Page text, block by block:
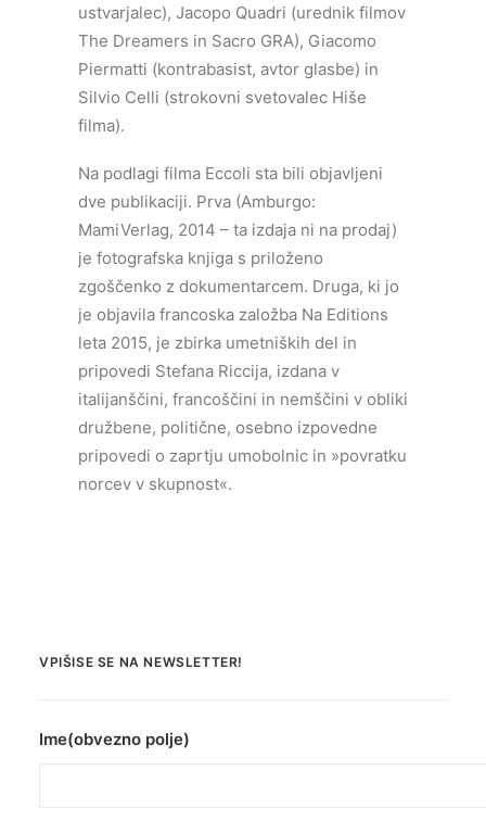
ustvarjalec), Jacopo Quadri (urednik filmov
The Dreamers in Sacro GRA), Giacomo
Piermatti (kontrabasist, avtor glasbe) in
Silvio Celli (strokovni svetovalec Hiše
filma).
Na podlagi filma Eccoli sta bili objavljeni
dve publikaciji. Prva (Amburgo:
MamiVerlag, 2014 – ta izdaja ni na prodaj)
je fotografska knjiga s priloženo
zgoščenko z dokumentarcem. Druga, ki jo
je objavila francoska založba Na Editions
leta 2015, je zbirka umetniških del in
pripovedi Stefana Riccija, izdana v
italijanščini, francoščini in nemščini v obliki
družbene, politične, osebno izpovedne
pripovedi o zaprtju umobolnic in »povratku
norcev v skupnost«.
VPIŠISE SE NA NEWSLETTER!
Ime(obvezno polje)